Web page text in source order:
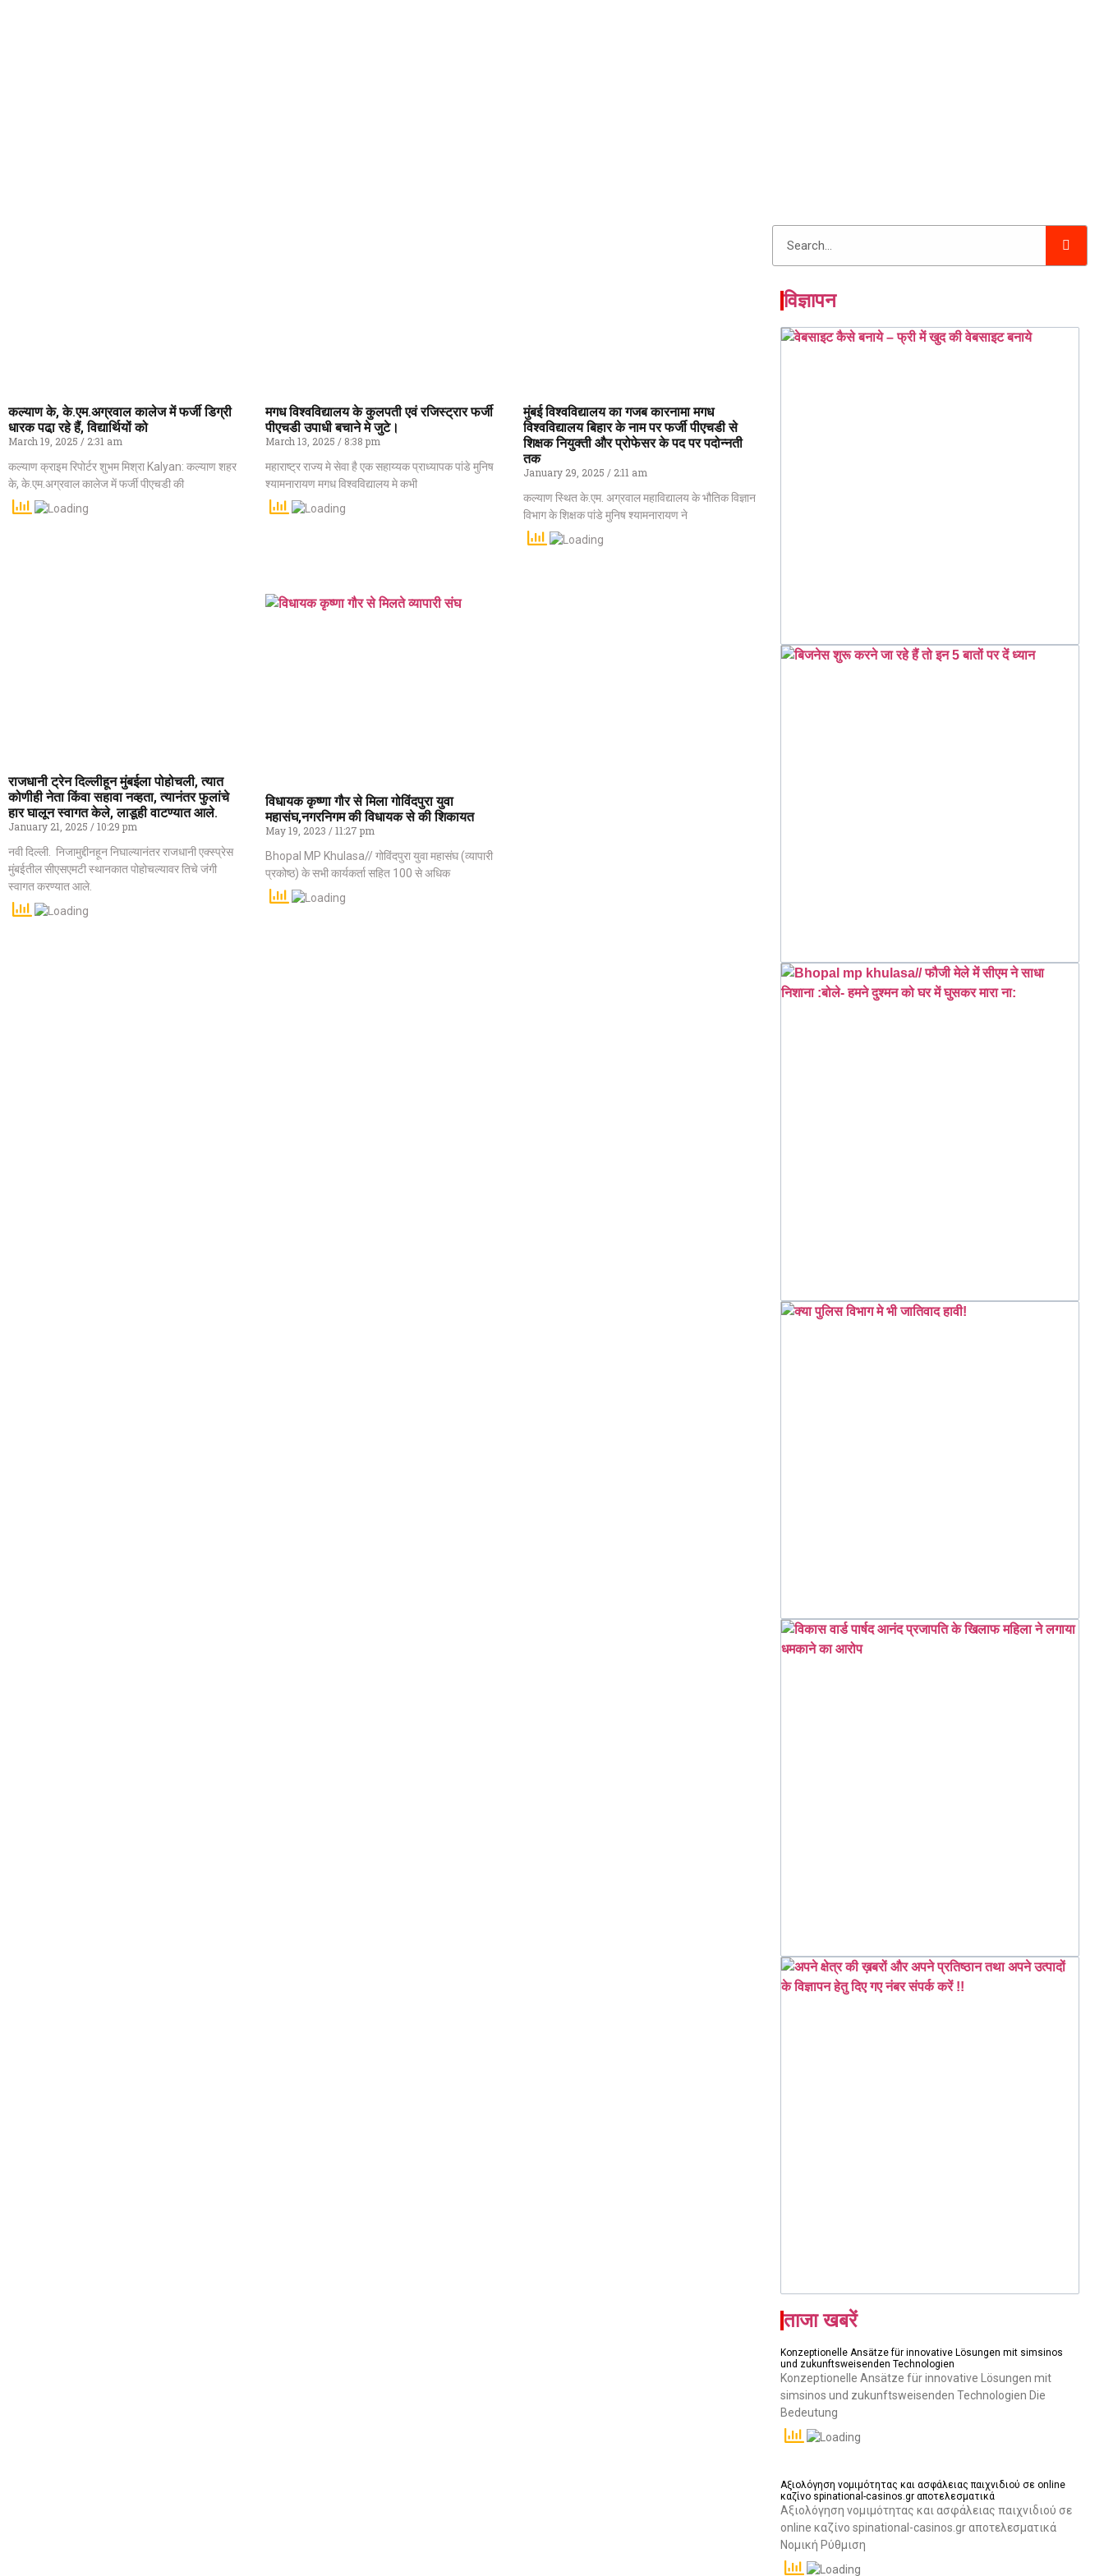
कल्याण के, के.एम.अग्रवाल कालेज में फर्जी डिग्री
धारक पढा़ रहे हैं, विद्यार्थियों को
March 19, 2025
2:31 am
कल्याण क्राइम रिपोर्टर शुभम मिश्रा Kalyan: कल्याण शहर
के, के.एम.अग्रवाल कालेज में फर्जी पीएचडी की
मगध विश्वविद्यालय के कुलपती एवं रजिस्ट्रार फर्जी
पीएचडी उपाधी बचाने मे जुटे।
March 13, 2025 8:38 pm
महाराष्ट्र राज्य मे सेवा है एक सहाय्यक प्राध्यापक पांडे मुनिष
श्यामनारायण मगध विश्वविद्यालय मे कभी
मुंबई विश्वविद्यालय का गजब कारनामा मगध
विश्वविद्यालय बिहार के नाम पर फर्जी पीएचडी से
शिक्षक नियुक्ती और प्रोफेसर के पद पर पदोन्नती
तक
January 29, 2025 2:11 am
कल्याण स्थित के.एम. अग्रवाल महाविद्यालय के भौतिक विज्ञान
विभाग के शिक्षक पांडे मुनिष श्यामनारायण ने
राजधानी ट्रेन दिल्लीहून मुंबईला पोहोचली, त्यात
कोणीही नेता किंवा सहावा नव्हता, त्यानंतर फुलांचे
हार घालून स्वागत केले, लाडूही वाटण्यात आले.
January 21, 2025
10:29 pm
नवी दिल्ली. निजामुद्दीनहून निघाल्यानंतर राजधानी एक्स्प्रेस
मुंबईतील सीएसएमटी स्थानकात पोहोचल्यावर तिचे जंगी
स्वागत करण्यात आले.
विधायक कृष्णा गौर से मिला गोविंदपुरा युवा
महासंघ,नगरनिगम की विधायक से की शिकायत
May 19, 2023
11:27 pm
Bhopal MP Khulasa// गोविंदपुरा युवा महासंघ (व्यापारी
प्रकोष्ठ) के सभी कार्यकर्ता सहित 100 से अधिक
विज्ञापन
ताजा खबरें
Konzeptionelle Ansätze für innovative Lösungen mit simsinos
und zukunftsweisenden Technologien
Konzeptionelle Ansätze für innovative Lösungen mit
simsinos und zukunftsweisenden Technologien Die
Bedeutung
Αξιολόγηση νομιμότητας και ασφάλειας παιχνιδιού σε online
καζίνο spinational-casinos.gr αποτελεσματικά
Αξιολόγηση νομιμότητας και ασφάλειας παιχνιδιού σε
online καζίνο spinational-casinos.gr αποτελεσματικά
Νομική Ρύθμιση